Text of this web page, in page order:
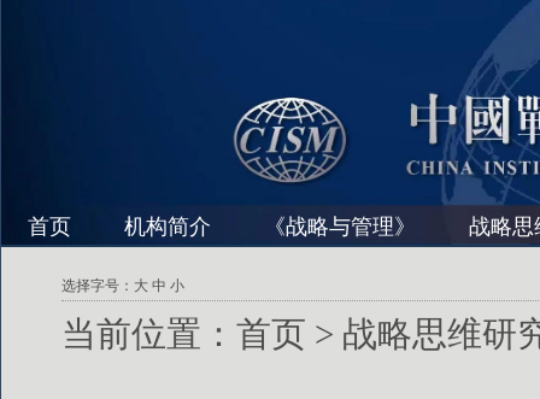
首页 机构简介 《战略与管理》 战略思
选择字号： 大 中 小
当前位置： 首页 > 战略思维研